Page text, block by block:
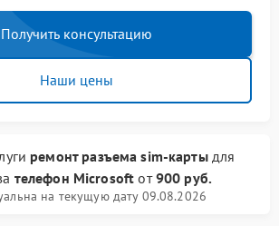
Получить консультацию
Наши цены
ремонт разъема sim-картыдля
телефон Microsoft от900 руб.
на текущую дату 09.08.2026